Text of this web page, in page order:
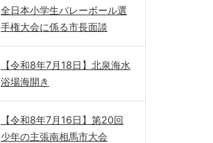
全日本小学生バレーボール選
手権大会に係る市長面談
【令和8年7月18日】北泉海水
浴場海開き
【令和8年7月16日】第20回
少年の主張南相馬市大会